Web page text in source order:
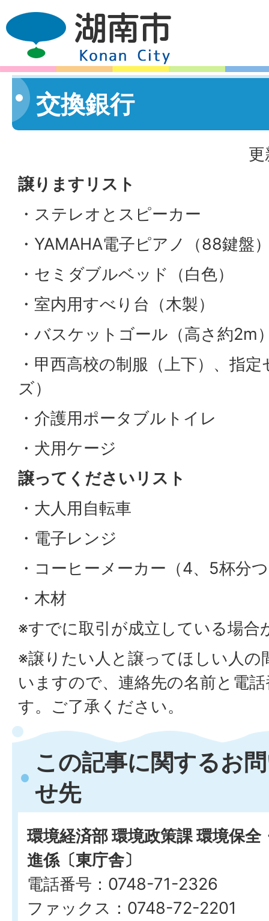
交換銀行
譲りますリスト
・ステレオとスピーカー
・YAMAHA電子ピアノ（88鍵盤
・セミダブルベッド（白色）
・室内用すべり台（木製）
・バスケットゴール（高さ約2m
・甲西高校の制服（上下）、指
ズ）
・介護用ポータブルトイレ
・犬用ケージ
譲ってくださいリスト
・大人用自転車
・電子レンジ
・コーヒーメーカー（4、5杯分
・木材
※すでに取引が成立している場合
※譲りたい人と譲ってほしい人の
いますので、連絡先の名前と電
す。ご了承ください。
この記事に関するお
せ先
環境経済部 環境政策課 環境保
進係〔東庁舎〕
電話番号：0748-71-2326
ファックス：0748-72-2201